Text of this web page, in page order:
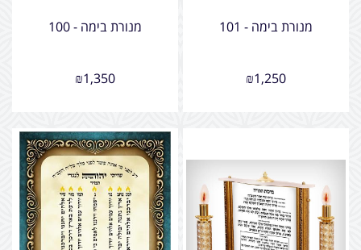
מנורת בימה - 101
₪1,250
מנורת בימה - 100
₪1,350